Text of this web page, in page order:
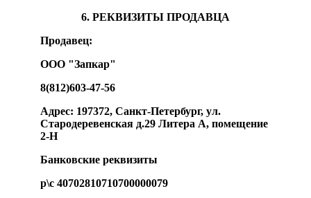
6. РЕКВИЗИТЫ ПРОДАВЦА
Продавец:
ООО "Запкар"
8(812)603-47-56
Адрес: 197372, Санкт-Петербург, ул.
Стародеревенская д.29 Литера А, помещение
2-Н
Банковские реквизиты
р\с 40702810710700000079